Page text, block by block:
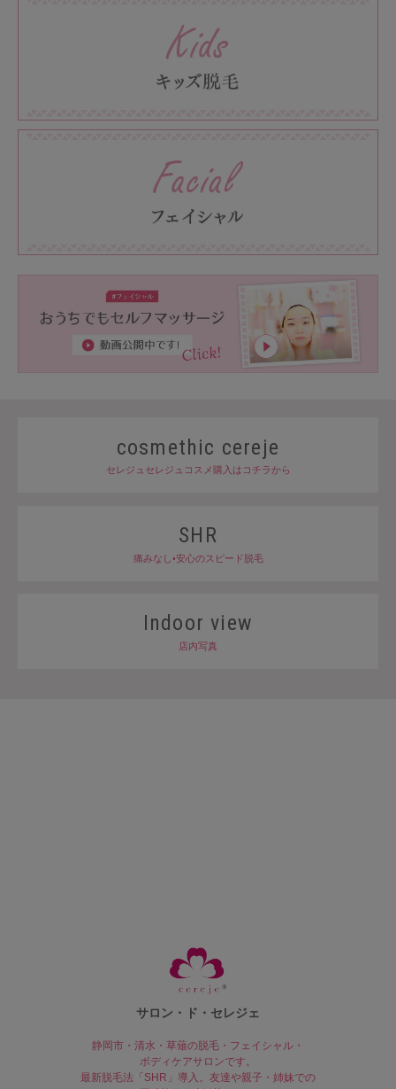
cosmethic cereje
セレジュセレジュコスメ購入はコチラから
SHR
痛みなし•安心のスピード脱毛
Indoor view
店内写真
サロン・ド・セレジェ
静岡市・清水・草薙の脱毛・フェイシャル・
ボディケアサロンです。
最新脱毛法「SHR」導入。友達や親子・姉妹での